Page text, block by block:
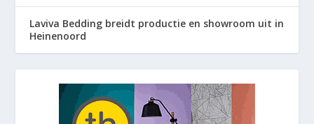
Laviva Bedding breidt productie en showroom uit in
Heinenoord